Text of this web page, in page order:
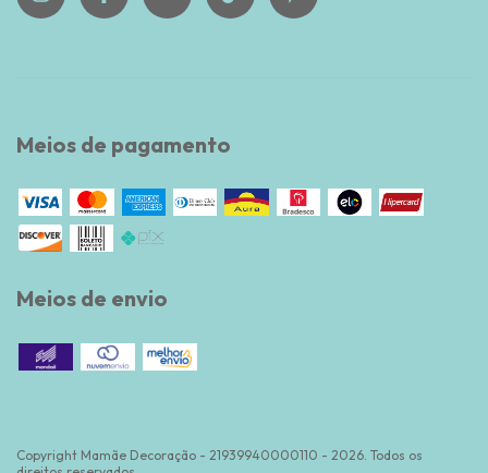
Meios de pagamento
Meios de envio
Copyright Mamãe Decoração - 21939940000110 - 2026. Todos os